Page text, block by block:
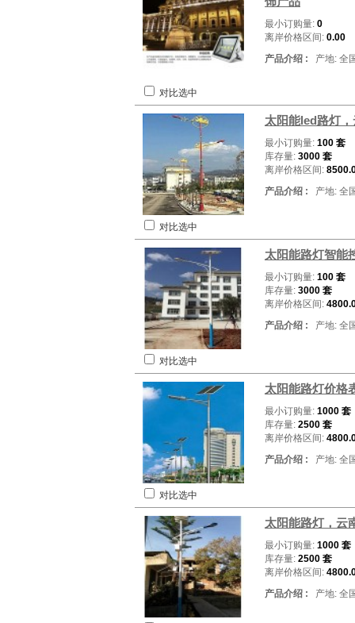
最小订购量: 0
离岸价格区间: 0.00
产品介绍 : 产地: 全
对比选中
太阳能led路灯
最小订购量: 100 套
库存量: 3000 套
离岸价格区间:
产品介绍 : 产地: 全
对比选中
太阳能路灯智能
最小订购量: 100 套
库存量: 3000 套
离岸价格区间:
产品介绍 : 产地: 全
对比选中
太阳能路灯价格
最小订购量: 1000 套
库存量: 2500 套
离岸价格区间:
产品介绍 : 产地: 全
对比选中
太阳能路灯，云
最小订购量: 1000 套
库存量: 2500 套
离岸价格区间:
产品介绍 : 产地: 全